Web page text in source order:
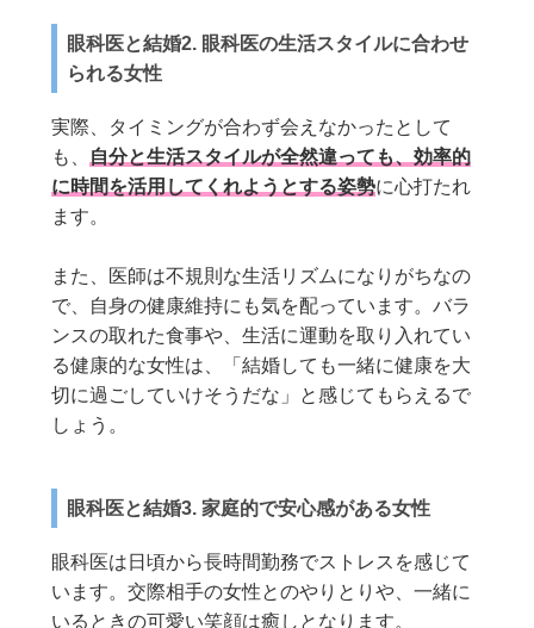
眼科医と結婚2. 眼科医の生活スタイルに合わせ
られる女性
実際、タイミングが合わず会えなかったとして
も、
自分と生活スタイルが全然違っても、効率的
に時間を活用してくれようとする姿勢に心打たれ
ます。
また、医師は不規則な生活リズムになりがちなの
で、自身の健康維持にも気を配っています。バラ
ンスの取れた食事や、生活に運動を取り入れてい
る健康的な女性は、「結婚しても一緒に健康を大
切に過ごしていけそうだな」と感じてもらえるで
しょう。
眼科医と結婚3. 家庭的で安心感がある女性
眼科医は日頃から長時間勤務でストレスを感じて
います。交際相手の女性とのやりとりや、一緒に
いるときの可愛い笑顔は癒しとなります。